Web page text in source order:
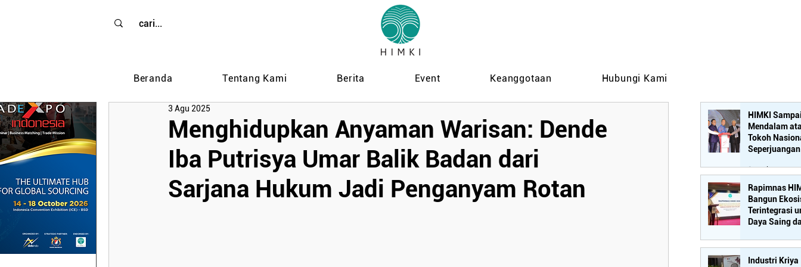
Beranda Tentang Kami Berita Event Keanggotaan Hubungi Kami
Menghidupkan Anyaman Warisan: Dende
Iba Putrisya Umar Balik Badan dari
Sarjana Hukum Jadi Penganyam Rotan
3 Agu 2025
HIMKI
Mendalam
Tokoh
10 Jul
Rapimnas
Bangun
Terintegrasi
Daya Saing
6 Jun
Industri